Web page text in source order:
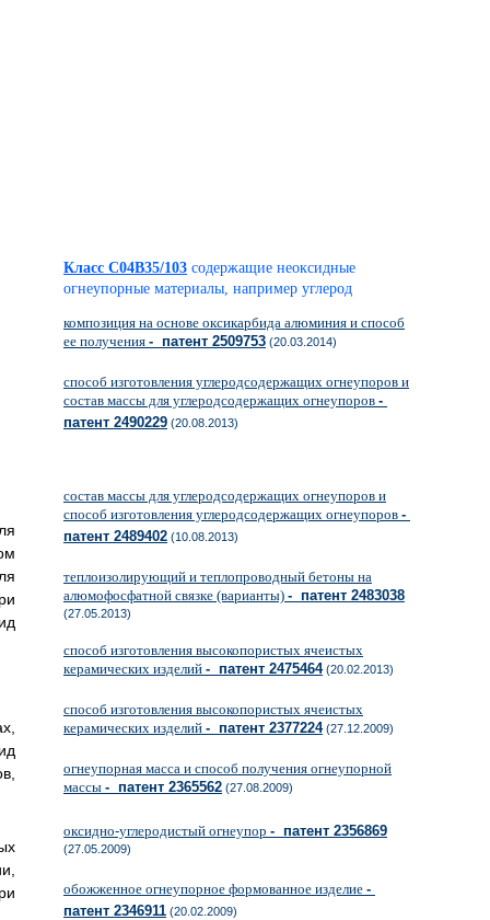
Класс C04B35/103 содержащие неоксидные
огнеупорные материалы, например углерод
композиция на основе оксикарбида алюминия и способ
ее получения - патент 2509753 (20.03.2014)
способ изготовления углеродсодержащих огнеупоров и
состав массы для углеродсодержащих огнеупоров -
патент 2490229 (20.08.2013)
состав массы для углеродсодержащих огнеупоров и
способ изготовления углеродсодержащих огнеупоров -
патент 2489402 (10.08.2013)
теплоизолирующий и теплопроводный бетоны на
алюмофосфатной связке (варианты) - патент 2483038
(27.05.2013)
способ изготовления высокопористых ячеистых
керамических изделий - патент 2475464(20.02.2013)
способ изготовления высокопористых ячеистых
керамических изделий - патент 2377224(27.12.2009)
огнеупорная масса и способ получения огнеупорной
массы - патент 2365562 (27.08.2009)
оксидно-углеродистый огнеупор - патент 2356869
(27.05.2009)
обожженное огнеупорное формованное изделие -
патент 2346911 (20.02.2009)